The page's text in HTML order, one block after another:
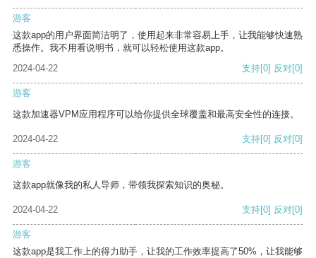
游客
这款app的用户界面简洁明了，使用起来非常容易上手，让我能够快速熟
悉操作。我不用看说明书，就可以轻松使用这款app。
2024-04-22
支持[0] 反对[0]
游客
这款加速器VPM应用程序可以给你提供全球覆盖和最高安全性的连接。
2024-04-22 支持[0] 反对[0]
游客
这款app就像我的私人导师，带领我探索知识的奥秘。
2024-04-22 支持[0] 反对[0]
游客
这款app是我工作上的得力助手，让我的工作效率提高了50%，让我能够